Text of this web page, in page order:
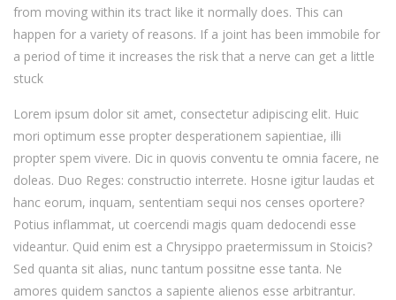
from moving within its tract like it normally does. This can
happen for a variety of reasons. If a joint has been immobile for
a period of time it increases the risk that a nerve can get a little
stuck
Lorem ipsum dolor sit amet, consectetur adipiscing elit. Huic
mori optimum esse propter desperationem sapientiae, illi
propter spem vivere. Dic in quovis conventu te omnia facere, ne
doleas. Duo Reges: constructio interrete. Hosne igitur laudas et
hanc eorum, inquam, sententiam sequi nos censes oportere?
Potius inflammat, ut coercendi magis quam dedocendi esse
videantur. Quid enim est a Chrysippo praetermissum in Stoicis?
Sed quanta sit alias, nunc tantum possitne esse tanta. Ne
amores quidem sanctos a sapiente alienos esse arbitrantur.